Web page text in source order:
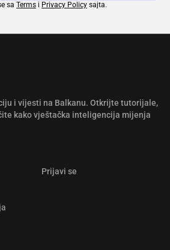
sa Terms i Privacy Policy sajta.
i vijesti na Balkanu. Otkrijte tutorijale,
kako vještačka inteligencija mijenja
Prijavi se